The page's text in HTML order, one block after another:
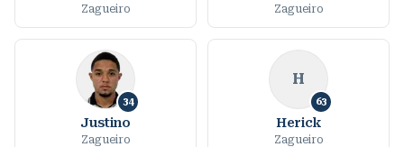
Zagueiro Zagueiro
34
Justino
Zagueiro
H
63
Herick
Zagueiro